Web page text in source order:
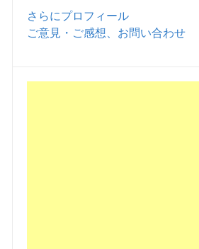
さらにプロフィール
ご意見・ご感想、お問い合わせ